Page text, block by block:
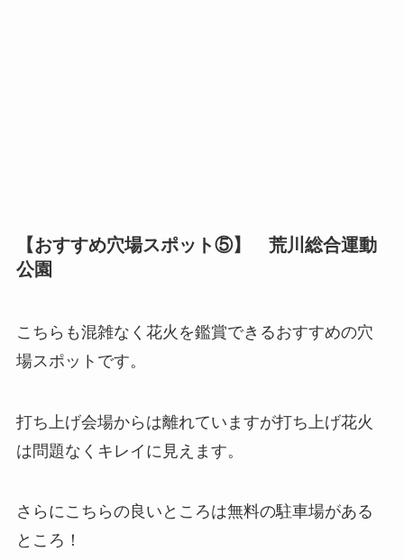
【おすすめ穴場スポット⑤】 荒川総合運動
公園
こちらも混雑なく花火を鑑賞できるおすすめの穴
場スポットです。
打ち上げ会場からは離れていますが打ち上げ花火
は問題なくキレイに見えます。
さらにこちらの良いところは無料の駐車場がある
ところ！